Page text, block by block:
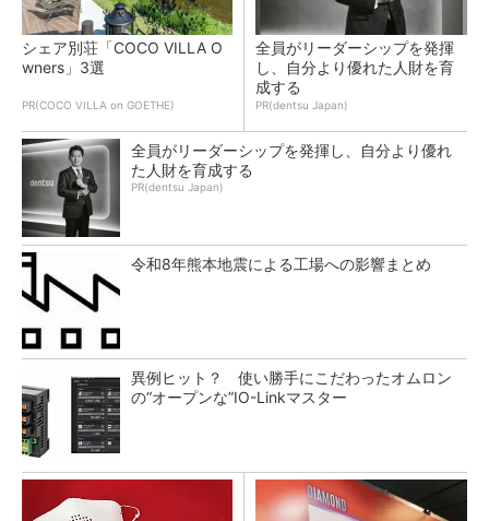
シェア別荘「COCO VILLA O
wners」3選
PR(COCO VILLA on GOETHE)
全員がリーダーシップを発揮
し、自分より優れた人財を育
成する
PR(dentsu Japan)
全員がリーダーシップを発揮し、自分より優れ
た人財を育成する
PR(dentsu Japan)
令和8年熊本地震による工場への影響まとめ
異例ヒット？ 使い勝手にこだわったオムロン
の“オープンな”IO-Linkマスター